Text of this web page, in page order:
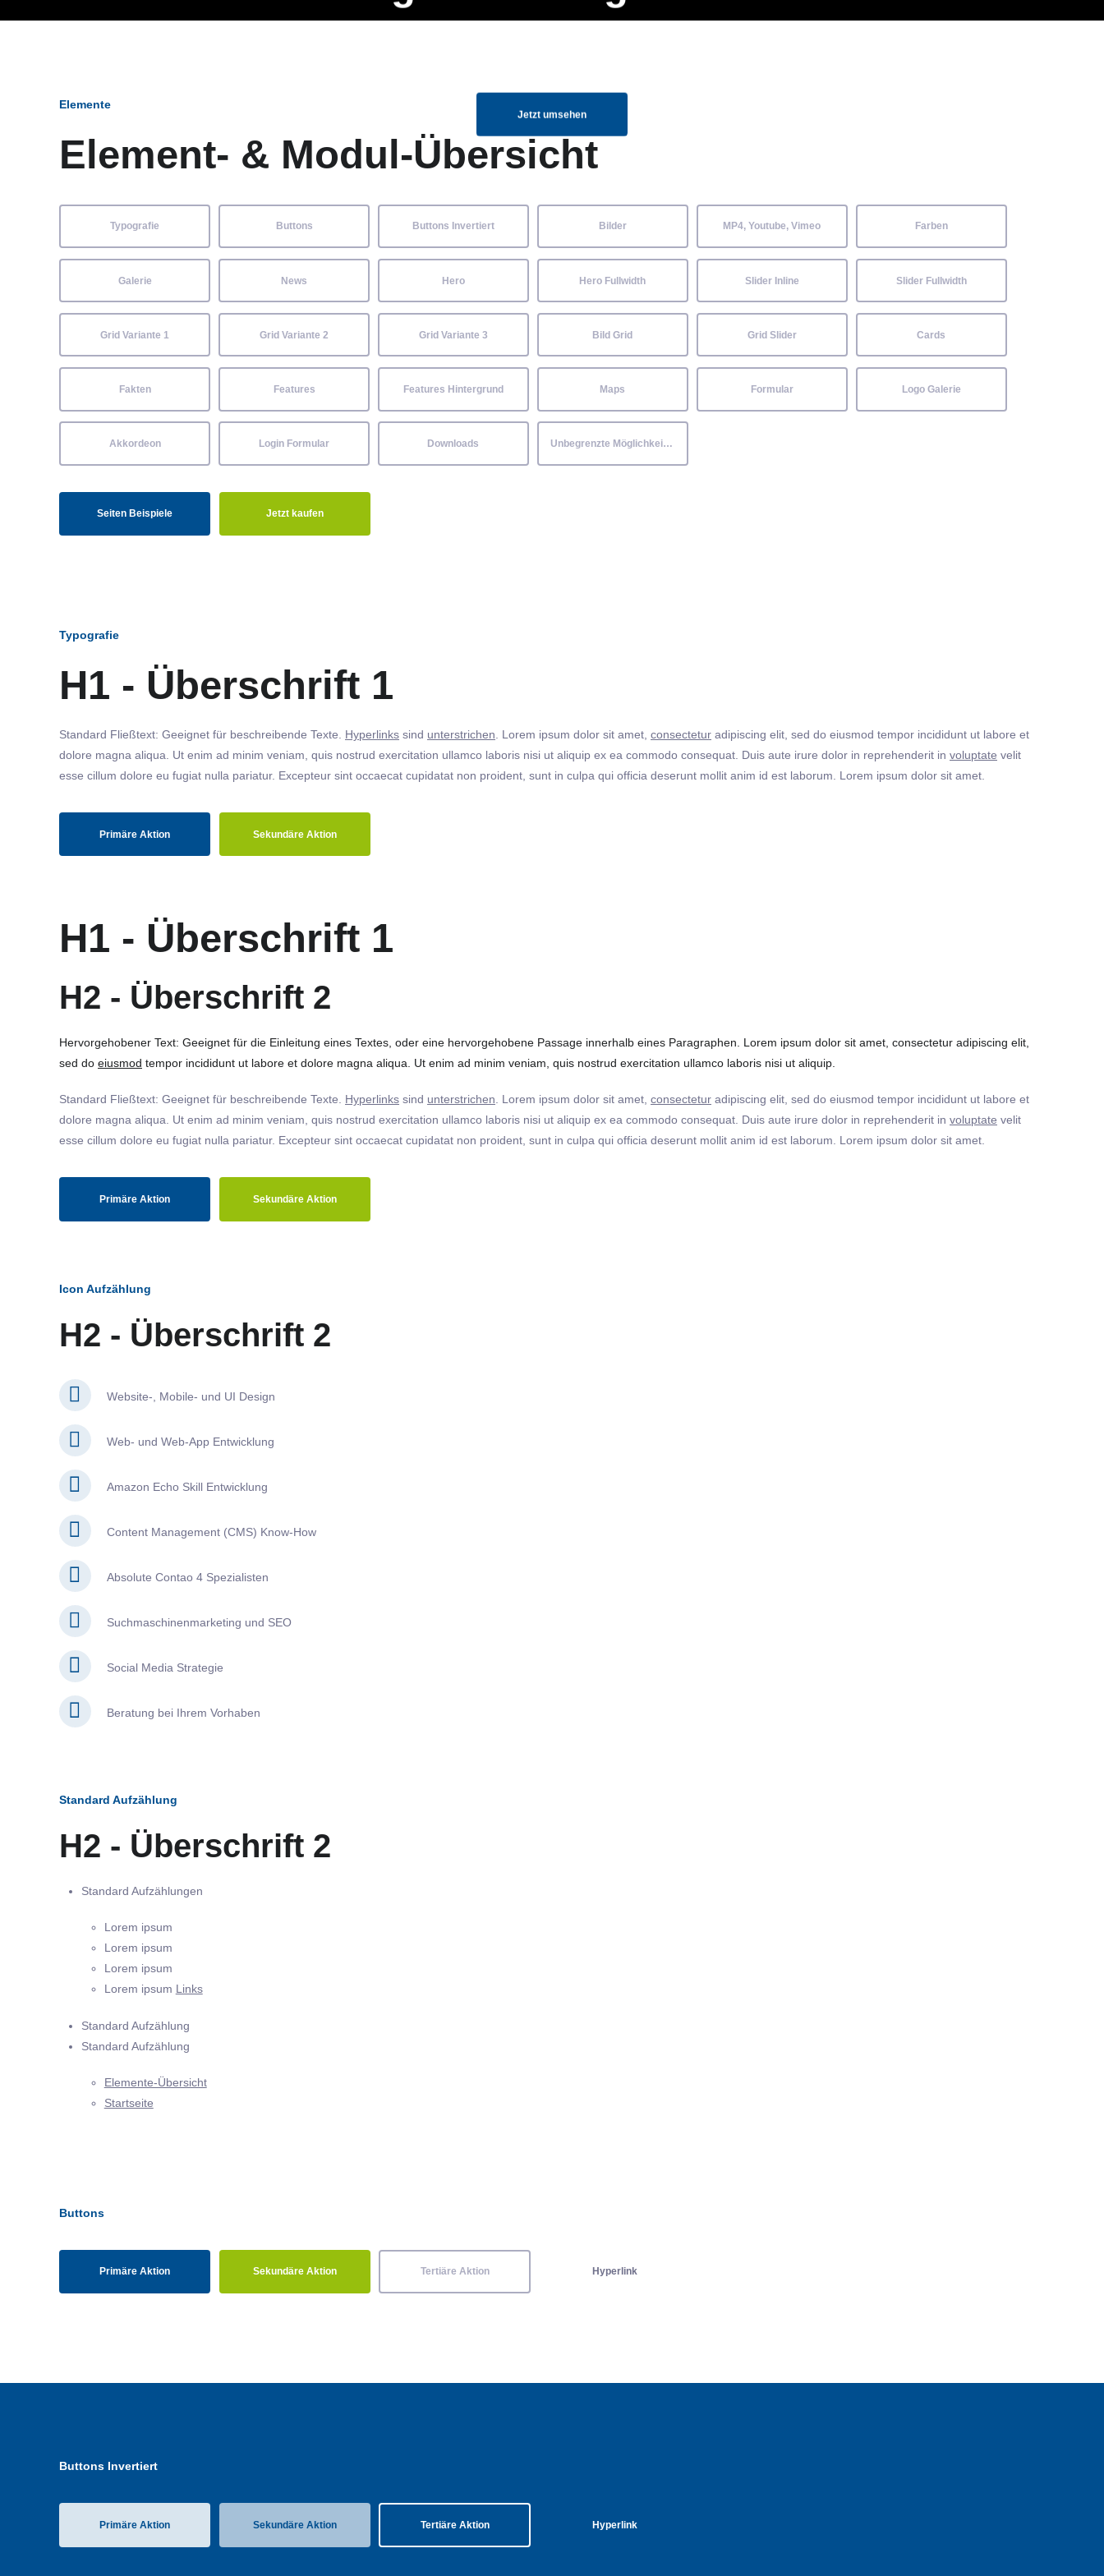
Jetzt umsehen
Elemente
Element- & Modul-Übersicht
Typografie Buttons Buttons Invertiert Bilder MP4, Youtube, Vimeo Farben
Galerie News Hero Hero Fullwidth Slider Inline Slider Fullwidth
Grid Variante 1 Grid Variante 2 Grid Variante 3 Bild Grid Grid Slider Cards
Fakten Features Features Hintergrund Maps Formular Logo Galerie
Akkordeon Login Formular Downloads Unbegrenzte Möglichkeiten
Seiten Beispiele Jetzt kaufen
Typografie
H1 - Überschrift 1
Standard Fließtext: Geeignet für beschreibende Texte. Hyperlinks sind unterstrichen . Lorem ipsum dolor sit amet, consectetur adipiscing elit, sed do eiusmod tempor incididunt ut labore et
dolore magna aliqua. Ut enim ad minim veniam, quis nostrud exercitation ullamco laboris nisi ut aliquip ex ea commodo consequat. Duis aute irure dolor in reprehenderit in voluptate velit
esse cillum dolore eu fugiat nulla pariatur. Excepteur sint occaecat cupidatat non proident, sunt in culpa qui officia deserunt mollit anim id est laborum. Lorem ipsum dolor sit amet.
Primäre Aktion Sekundäre Aktion
H1 - Überschrift 1
H2 - Überschrift 2
Hervorgehobener Text: Geeignet für die Einleitung eines Textes, oder eine hervorgehobene Passage innerhalb eines Paragraphen. Lorem ipsum dolor sit amet, consectetur adipiscing elit,
sed do eiusmod tempor incididunt ut labore et dolore magna aliqua. Ut enim ad minim veniam, quis nostrud exercitation ullamco laboris nisi ut aliquip.
Standard Fließtext: Geeignet für beschreibende Texte. Hyperlinks sind unterstrichen. Lorem ipsum dolor sit amet, consectetur adipiscing elit, sed do eiusmod tempor incididunt ut labore et
dolore magna aliqua. Ut enim ad minim veniam, quis nostrud exercitation ullamco laboris nisi ut aliquip ex ea commodo consequat. Duis aute irure dolor in reprehenderit in voluptate velit
esse cillum dolore eu fugiat nulla pariatur. Excepteur sint occaecat cupidatat non proident, sunt in culpa qui officia deserunt mollit anim id est laborum. Lorem ipsum dolor sit amet.
Primäre Aktion Sekundäre Aktion
Icon Aufzählung
H2 - Überschrift 2
Website-, Mobile- und UI Design
Web- und Web-App Entwicklung
Amazon Echo Skill Entwicklung
Content Management (CMS) Know-How
Absolute Contao 4 Spezialisten
Suchmaschinenmarketing und SEO
Social Media Strategie
Beratung bei Ihrem Vorhaben
Standard Aufzählung
H2 - Überschrift 2
Standard Aufzählungen
Lorem ipsum
Lorem ipsum
Lorem ipsum
Lorem ipsum Links
Standard Aufzählung
Standard Aufzählung
Elemente-Übersicht
Startseite
Buttons
Primäre Aktion Sekundäre Aktion Tertiäre Aktion Hyperlink
Buttons Invertiert
Primäre Aktion Sekundäre Aktion Tertiäre Aktion Hyperlink